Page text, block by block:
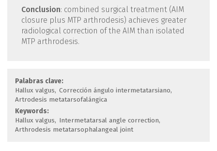
Conclusion: combined surgical treatment (AIM
closure plus MTP arthrodesis) achieves greater
radiological correction of the AIM than isolated
MTP arthrodesis.
Palabras clave:
Hallux valgus Corrección ángulo intermetatarsiano
Artrodesis metatarsofalángica
Keywords:
Hallux valgus
Intermetatarsal angle correction
Arthrodesis metatarsophalangeal joint